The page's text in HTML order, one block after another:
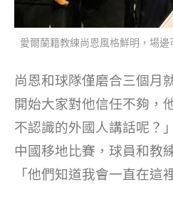
愛爾蘭籍教練尚恩風格鮮明，場邊
尚恩和球隊僅磨合三個月
開始大家對他信任不夠，
不認識的外國人講話呢？
中國移地比賽，球員和教
「他們知道我會一直在這